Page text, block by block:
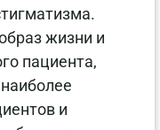
жизни и
пациента,
и